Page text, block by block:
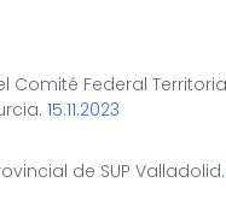
Comité Federal
15.11.2023
de SUP Valladolid.